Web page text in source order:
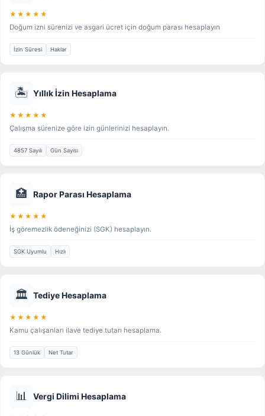
★★★★★
Doğum izni sürenizi ve asgari ücret için doğum parası hesaplayın
İzin Süresi Haklar
🏝️ Yıllık İzin Hesaplama
★★★★★
Çalışma sürenize göre izin günlerinizi hesaplayın.
4857 Sayılı Gün Sayısı
🏥 Rapor Parası Hesaplama
★★★★★
İş göremezlik ödeneğinizi (SGK) hesaplayın.
SGK Uyumlu Hızlı
🏛️ Tediye Hesaplama
★★★★★
Kamu çalışanları ilave tediye tutarı hesaplama.
13 Günlük Net Tutar
📊 Vergi Dilimi Hesaplama